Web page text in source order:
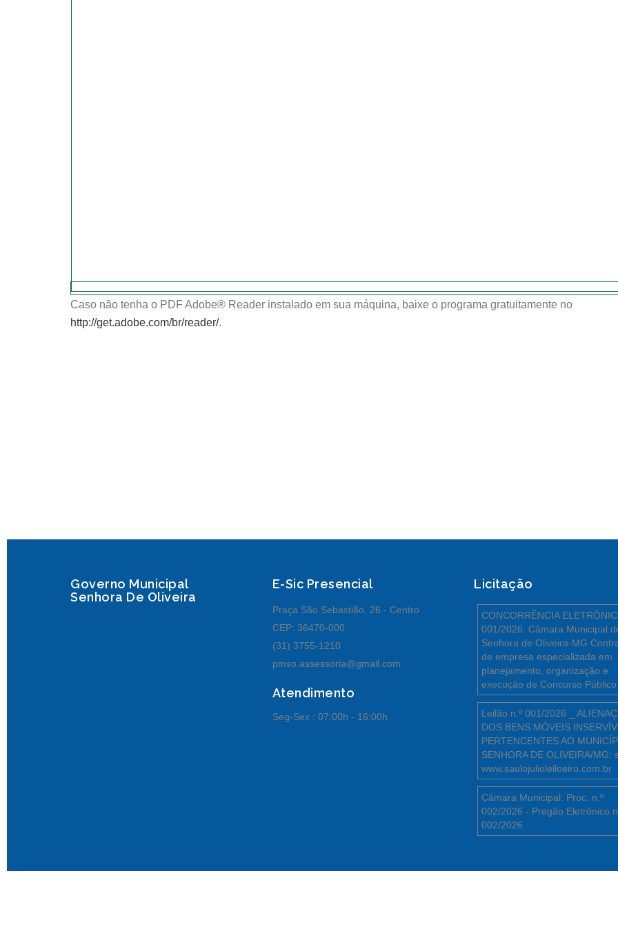
Caso não tenha o PDF Adobe® Reader instalado em sua máquina, baixe o programa gratuitamente no
http://get.adobe.com/br/reader/.
Governo Municipal
Senhora De Oliveira
E-Sic Presencial
Praça São Sebastião, 26 - Centro
CEP: 36470-000
(31) 3755-1210
pmso.assessoria@gmail.com
Atendimento
Seg-Sex : 07:00h - 16:00h
Licitação
CONCORRÊNCIA
001/2026: Câmara Municipal
Senhora de Oliveira-MG
de empresa especializada em
planejamento, organização e
execução de Concurso Público
Leilão n.º 001/2026 _
DOS BENS MÓVEIS
PERTENCENTES AO
SENHORA DE OLIVEIRA/MG:
www.saulojulioleiloeiro.com.br
Câmara Municipal: Proc. n.º
002/2026 - Pregão Eletrônico
002/2026